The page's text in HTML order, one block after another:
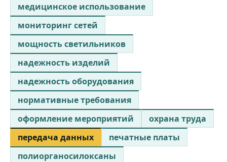
медицинское использование
мониторинг сетей
мощность светильников
надежность изделий
надежность оборудования
нормативные требования
оформление мероприятий
охрана труда
передача данных
печатные платы
полиорганосилоксаны